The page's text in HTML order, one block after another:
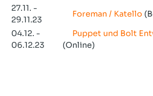
27.11. -
29.11.23
Foreman / Katello
04.12. -
06.12.23
Puppet und Bolt
(Online)